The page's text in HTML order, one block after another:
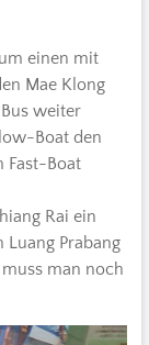
einen mit
Mae Klong
weiter
Boat den
Fast-Boat
Rai ein
Prabang
man noch